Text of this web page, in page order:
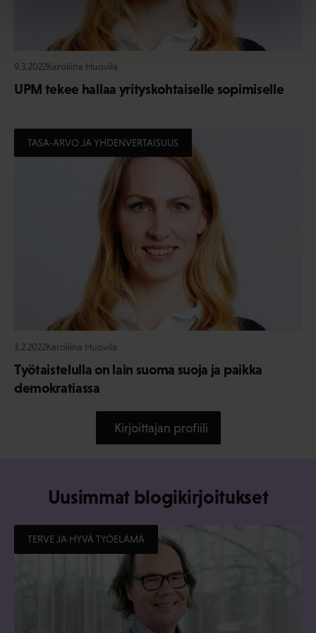
9.3.2022Karoliina Huovila
UPM tekee hallaa yrityskohtaiselle sopimiselle
TASA-ARVO JA YHDENVERTAISUUS
3.2.2022Karoliina Huovila
Työtaistelulla on lain suoma suoja ja paikka
demokratiassa
Kirjoittajan profiili
Uusimmat blogikirjoitukset
TERVE JA HYVÄ TYÖELÄMÄ